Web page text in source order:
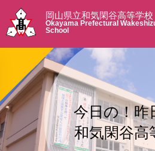
岡山県立和気閑谷高等学校
Okayama Prefectural
School
今日の！昨
和気閑谷高